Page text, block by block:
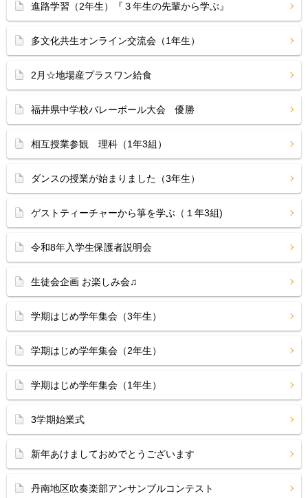
進路学習（2年生）『３年生の先輩から学ぶ』
多文化共生オンライン交流会（1年生）
2月☆地場産プラスワン給食
福井県中学校バレーボール大会 優勝
相互授業参観 理科（1年3組）
ダンスの授業が始まりました（3年生）
ゲストティーチャーから箏を学ぶ（１年3組)
令和8年入学生保護者説明会
生徒会企画 お楽しみ会♫
学期はじめ学年集会（3年生）
学期はじめ学年集会（2年生）
学期はじめ学年集会（1年生）
3学期始業式
新年あけましておめでとうございます
丹南地区吹奏楽部アンサンブルコンテスト